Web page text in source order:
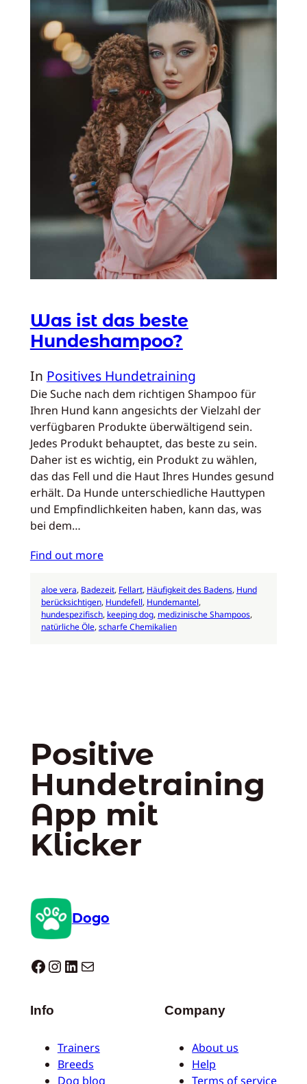
Was ist das beste
Hundeshampoo?
In Positives Hundetraining
Die Suche nach dem richtigen Shampoo für
Ihren Hund kann angesichts der Vielzahl der
verfügbaren Produkte überwältigend sein.
Jedes Produkt behauptet, das beste zu sein.
Daher ist es wichtig, ein Produkt zu wählen,
das das Fell und die Haut Ihres Hundes gesund
erhält. Da Hunde unterschiedliche Hauttypen
und Empfindlichkeiten haben, kann das, was
bei dem…
Find out more
aloe vera, Badezeit, Fellart, Häufigkeit des Badens, Hund
berücksichtigen, Hundefell, Hundemantel
hundespezifisch, keeping dog, medizinische Shampoos
natürliche Öle, scharfe Chemikalien
Positive
Hundetraining
App mit
Klicker
Dogo
Dogo facebook InstagramLinkedIn E-Mail
Info
Trainers
Breeds
Dog blog
Company
About us
Help
Terms of service